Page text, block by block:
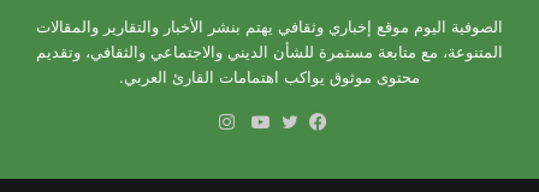
الصوفية اليوم موقع إخباري وثقافي يهتم بنشر الأخبار والتقارير والمقالات
المتنوعة، مع متابعة مستمرة للشأن الديني والاجتماعي والثقافي، وتقديم
محتوى موثوق يواكب اهتمامات القارئ العربي.